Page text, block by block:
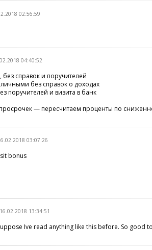
02:56:59
04:40:52
без справок и поручителей
без справок о доходах
поручителей и визита в банк
— пересчитаем проценты по
03:07:26
bonus
16.02.2018 13:34:51
Ive read anything like this before. So